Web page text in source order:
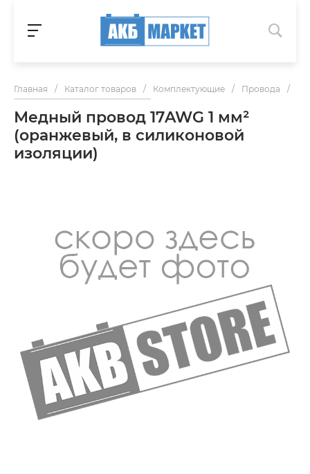
Главная / Каталог товаров / Комплектующие / Провода /
Медный провод 17AWG 1 мм²
(оранжевый, в силиконовой
изоляции)